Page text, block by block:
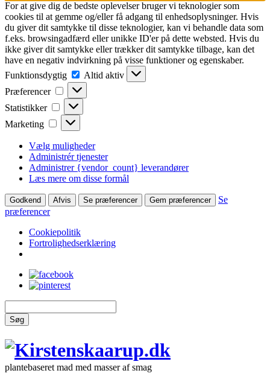
For at give dig de bedste oplevelser bruger vi teknologier som
cookies til at gemme og/eller få adgang til enhedsoplysninger. Hvis
du giver dit samtykke til disse teknologier, kan vi behandle data som
f.eks. browsingadfærd eller unikke ID'er på dette websted. Hvis du
ikke giver dit samtykke eller trækker dit samtykke tilbage, kan det
have en negativ indvirkning på visse funktioner og egenskaber.
Funktionsdygtig
Funktionsdygtig
Altid aktiv
Præferencer
Præferencer
Statistikker Statistikker
Marketing Marketing
Vælg muligheder
Administrér tjenester
Administrer {vendor_count} leverandører
Læs mere om disse formål
Godkend Afvis Se præferencer Gem præferencer
Se
præferencer
Cookiepolitik
Fortrolighedserklæring
Søg
plantebaseret mad med masser af smag